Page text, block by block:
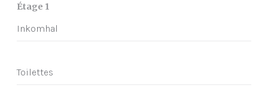
Étage 1
Inkomhal
Toilettes